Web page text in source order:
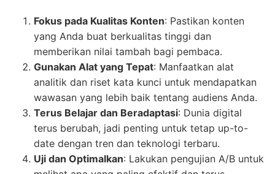
Fokus pada Kualitas Konten: Pastikan konten
yang Anda buat berkualitas tinggi dan
memberikan nilai tambah bagi pembaca.
Gunakan Alat yang Tepat: Manfaatkan alat
analitik dan riset kata kunci untuk mendapatkan
wawasan yang lebih baik tentang audiens Anda.
Terus Belajar dan Beradaptasi: Dunia digital
terus berubah, jadi penting untuk tetap up-to-
date dengan tren dan teknologi terbaru.
Uji dan Optimalkan: Lakukan pengujian A/B untuk